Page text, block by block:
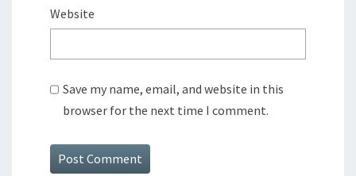
Website
Save my name, email, and website in this
browser for the next time I comment.